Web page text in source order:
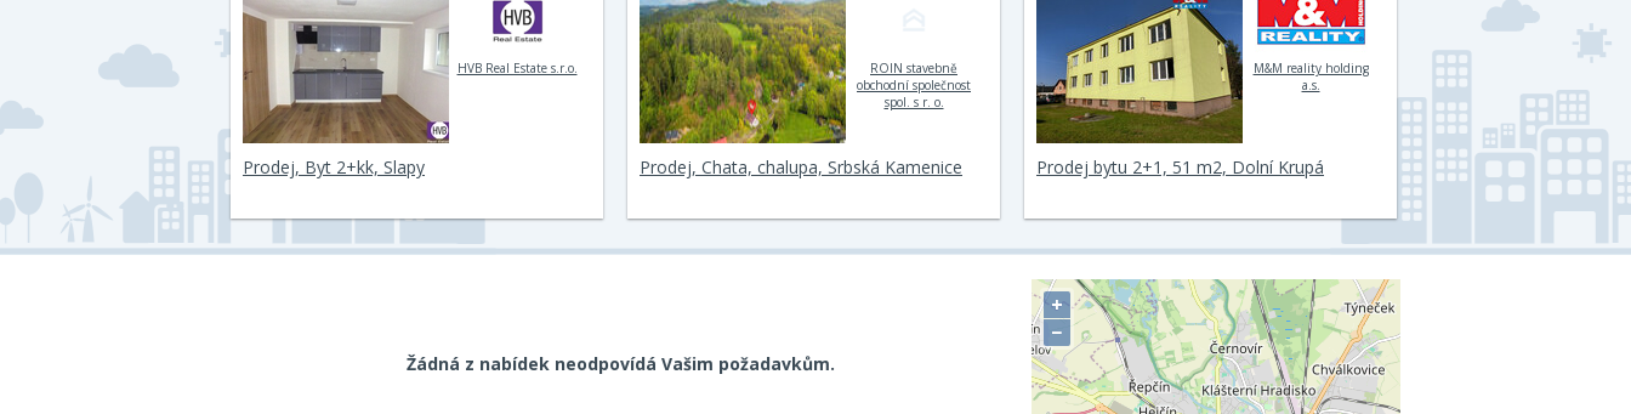
HVB Real Estate s.r.o.
Prodej, Byt 2+kk, Slapy
ROIN stavebně
obchodní společnost
spol. s r. o.
Prodej, Chata, chalupa, Srbská Kamenice
M&M reality holding
a.s.
Prodej bytu 2+1, 51 m2, Dolní Krupá
Žádná z nabídek neodpovídá Vašim požadavkům.
+
−